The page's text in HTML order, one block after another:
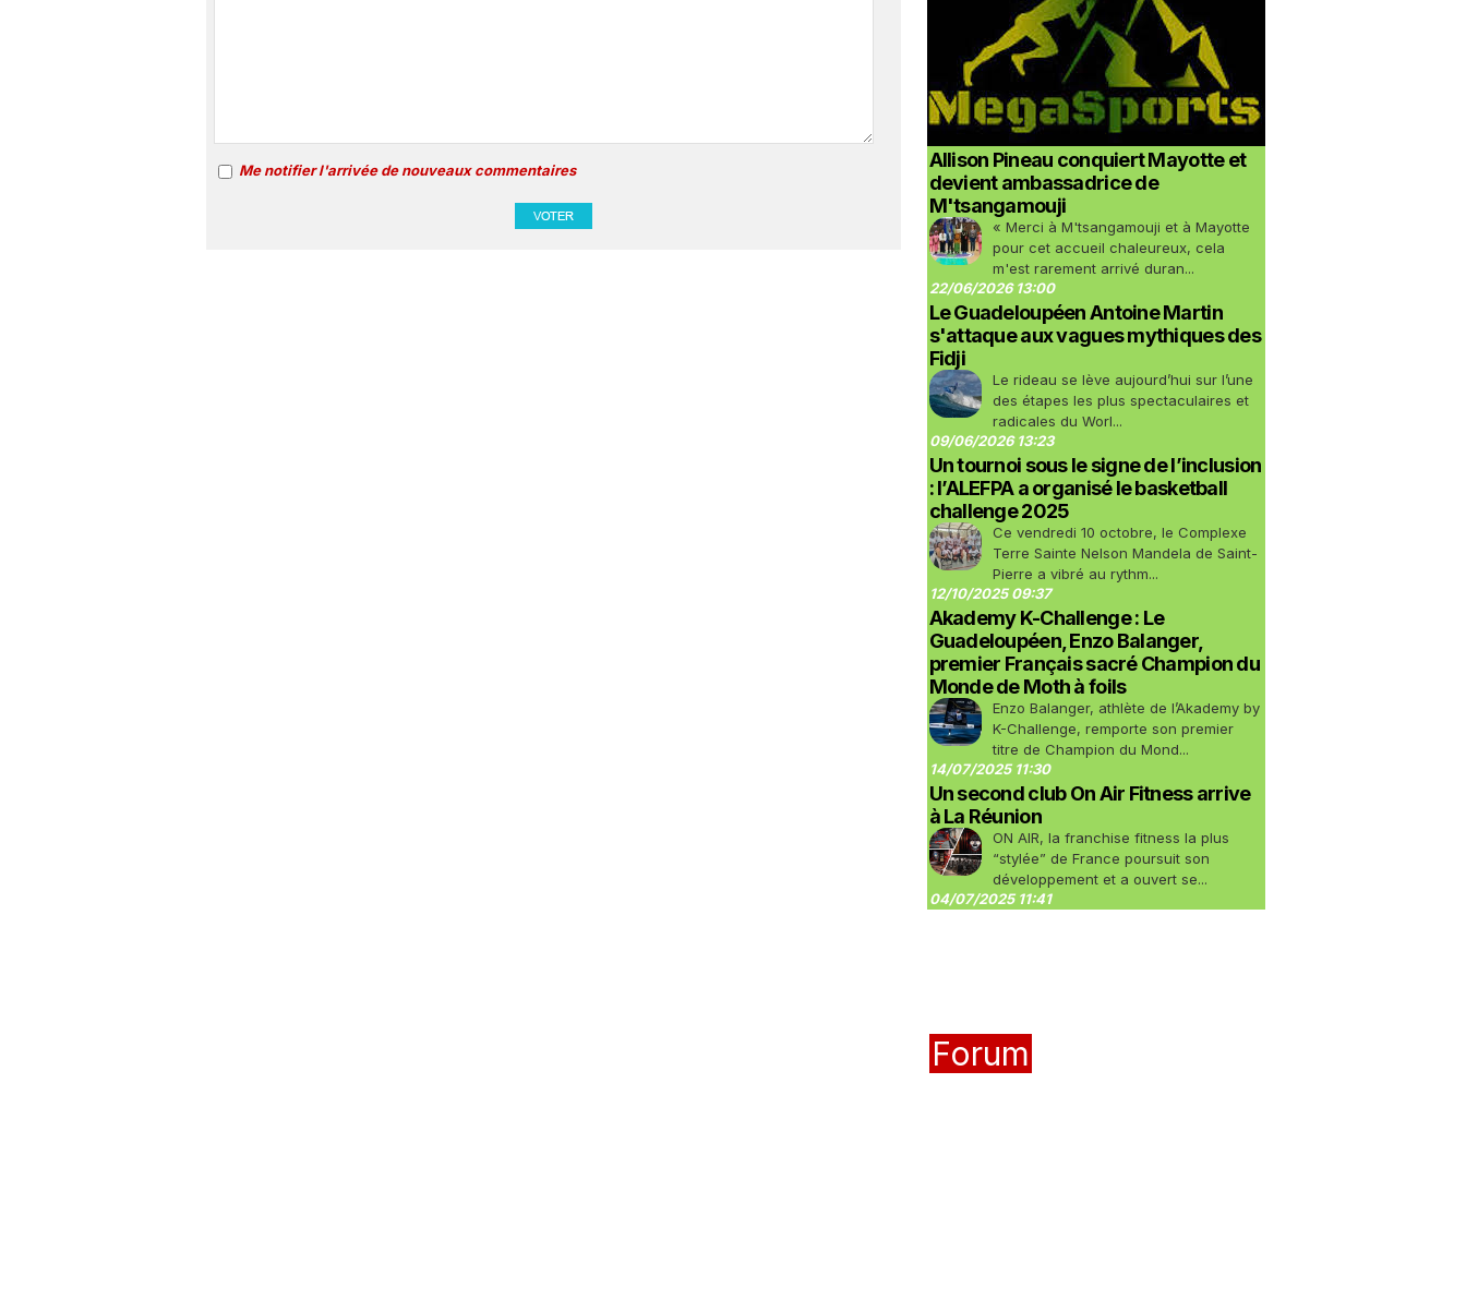
Me notifier l'arrivée de nouveaux commentaires
Allison Pineau conquiert Mayotte et
devient ambassadrice de
M'tsangamouji
« Merci à M'tsangamouji et à Mayotte
pour cet accueil chaleureux, cela
m'est rarement arrivé duran...
22/06/2026 13:00
Le Guadeloupéen Antoine Martin
s'attaque aux vagues mythiques des
Fidji
Le rideau se lève aujourd’hui sur l’une
des étapes les plus spectaculaires et
radicales du Worl...
09/06/2026 13:23
Un tournoi sous le signe de l’inclusion
: l’ALEFPA a organisé le basketball
challenge 2025
Ce vendredi 10 octobre, le Complexe
Terre Sainte Nelson Mandela de Saint-
Pierre a vibré au rythm...
12/10/2025 09:37
Akademy K-Challenge : Le
Guadeloupéen, Enzo Balanger,
premier Français sacré Champion du
Monde de Moth à foils
Enzo Balanger, athlète de l’Akademy by
K-Challenge, remporte son premier
titre de Champion du Mond...
14/07/2025 11:30
Un second club On Air Fitness arrive
à La Réunion
ON AIR, la franchise fitness la plus
“stylée” de France poursuit son
développement et a ouvert se...
04/07/2025 11:41
Forum